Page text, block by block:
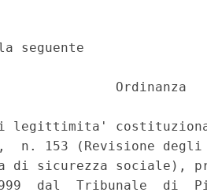
seguente
Ordinanza
legittimita'
n. 153 (Revisione
di sicurezza sociale),
dal  Tribunale  di